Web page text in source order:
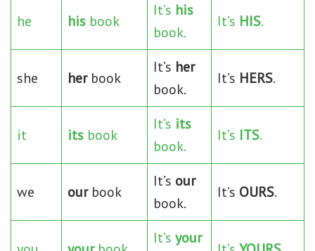
he his book
It’s his
book.
It’s HIS.
she herbook
It’s her
book.
It’s HERS.
it its book
It’s its
book.
It’s ITS.
we ourbook
It’s our
book.
It’s OURS.
It’s your